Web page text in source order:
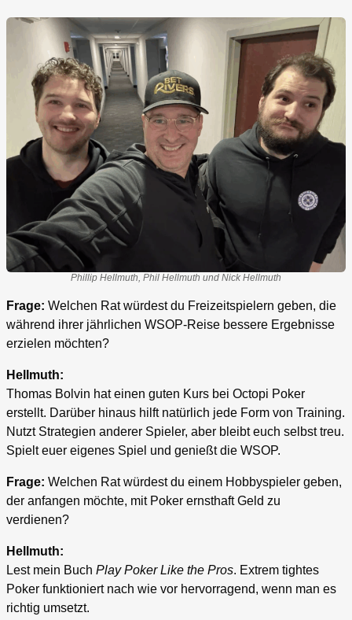
Phillip Hellmuth, Phil Hellmuth und Nick Hellmuth
Frage: Welchen Rat würdest du Freizeitspielern geben, die
während ihrer jährlichen WSOP-Reise bessere Ergebnisse
erzielen möchten?
Hellmuth:
Thomas Bolvin hat einen guten Kurs bei Octopi Poker
erstellt. Darüber hinaus hilft natürlich jede Form von Training.
Nutzt Strategien anderer Spieler, aber bleibt euch selbst treu.
Spielt euer eigenes Spiel und genießt die WSOP.
Frage: Welchen Rat würdest du einem Hobbyspieler geben,
der anfangen möchte, mit Poker ernsthaft Geld zu
verdienen?
Hellmuth:
Lest mein Buch Play Poker Like the Pros. Extrem tightes
Poker funktioniert nach wie vor hervorragend, wenn man es
richtig umsetzt.